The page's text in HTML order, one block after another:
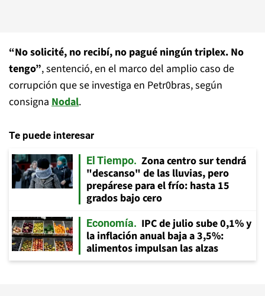
“No solicité, no recibí, no pagué ningún triplex. No
tengo”, sentenció, en el marco del amplio caso de
corrupción que se investiga en Petr0bras, según
consigna Nodal.
Te puede interesar
El Tiempo
Zona centro sur tendrá
"descanso" de las lluvias, pero
prepárese para el frío: hasta 15
grados bajo cero
Economía
IPC de julio sube 0,1% y
la inflación anual baja a 3,5%:
alimentos impulsan las alzas